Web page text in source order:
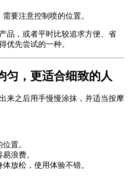
要注意控制喷的位置。
品，或者平时比较追求方便、省
优先尝试的一种。
匀，更适合细致的人
来之后用手慢慢涂抹，并适当按摩
置。
浪费。
放松，使用体验不错。